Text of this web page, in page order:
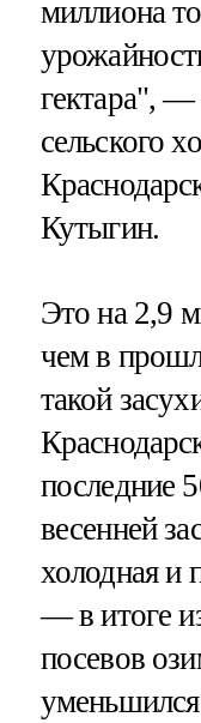
миллиона
гектара",
сельского
Кутыгин.
Это на 2,9
чем в
такой
последние
весенней
холодная и
— в итоге
посевов